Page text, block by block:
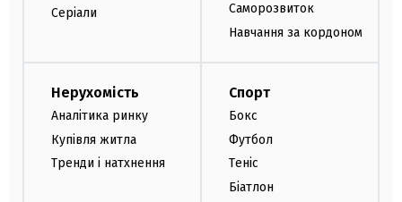
Серіали
Саморозвиток
Навчання за кордоном
Нерухомість
Аналітика ринку
Купівля житла
Тренди і натхнення
Спорт
Бокс
Футбол
Теніс
Біатлон